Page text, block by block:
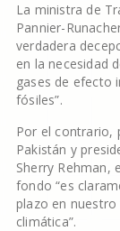
La ministra de
Pannier-
verdadera
en la necesidad
gases de efecto
fósiles”.
Por el contrario,
Pakistán y
Sherry Rehman,
fondo “es
plazo en
climática”.